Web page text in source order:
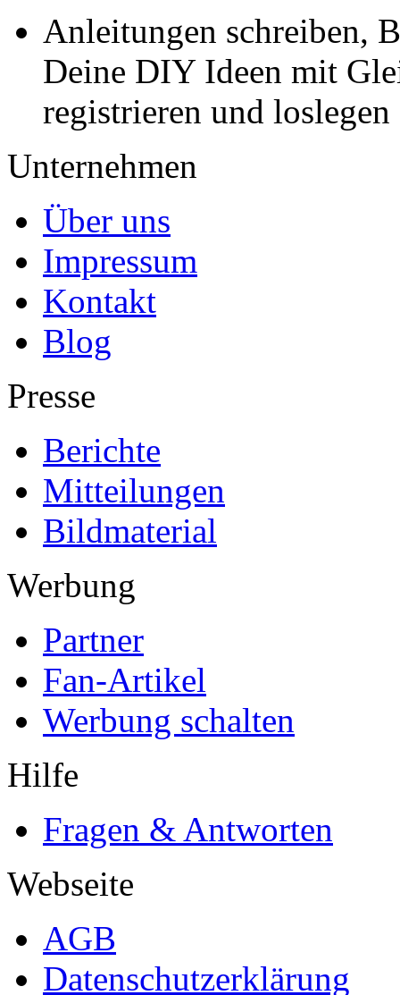
Anleitungen schreiben,
Deine DIY Ideen mit
registrieren und loslegen
Unternehmen
Über uns
Impressum
Kontakt
Blog
Presse
Berichte
Mitteilungen
Bildmaterial
Werbung
Partner
Fan-Artikel
Werbung schalten
Hilfe
Fragen & Antworten
Webseite
AGB
Datenschutzerklärung